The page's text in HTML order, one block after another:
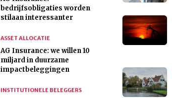
bedrijfsobligaties worden
stilaan interessanter
ASSET ALLOCATIE
AG Insurance: we willen 10
miljard in duurzame
impactbeleggingen
INSTITUTIONELE BELEGGERS